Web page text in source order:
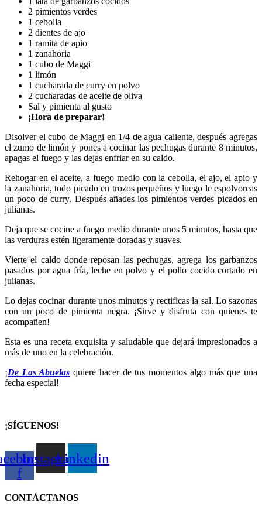
2 pimientos verdes
1 cebolla
2 dientes de ajo
1 ramita de apio
1 zanahoria
1 cubo de Maggi
1 limón
1 cucharada de curry en polvo
2 cucharadas de aceite de oliva
Sal y pimienta al gusto
¡Hora de preparar!
Disolver el cubo de Maggi en 1/4 de agua caliente, después agregas
el zumo de limón y pones a cocinar las pechugas durante 8 minutos,
apagas el fuego y las dejas enfriar en su caldo.
Rehogar en el aceite, a fuego medio con la cebolla, el ajo, el apio y
la zanahoria, todo picado en trozos pequeños y luego le espolvoreas
un poco de curry. Después añades los pimientos verdes picados en
julianas.
Deja que se cocine a fuego medio durante unos 5 minutos, hasta que
las verduras estén ligeramente doradas y suaves.
Vierte el caldo donde reposan las pechugas, agrega los garbanzos
pasados por agua fría, leche en polvo y el pollo cocido cortado en
julianas.
Lo dejas cocinar durante unos minutos y rectificas la sal. Lo sazonas
con un poco de pimienta negra. ¡Sirve y disfruta con quienes te
acompañen!
Esta es una receta exquisita y saludable que dejará impresionados a
más de uno en la celebración.
¡De Las Abuelas quiere hacer de tus momentos algo más que una
fecha especial!
¡SÍGUENOS!
f
InstagramLinkedin
CONTÁCTANOS